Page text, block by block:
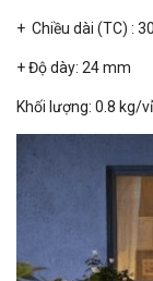
+ Chiều dài (TC) :
+ Độ dày: 24 mm
Khối lượng: 0.8 kg/vỉ